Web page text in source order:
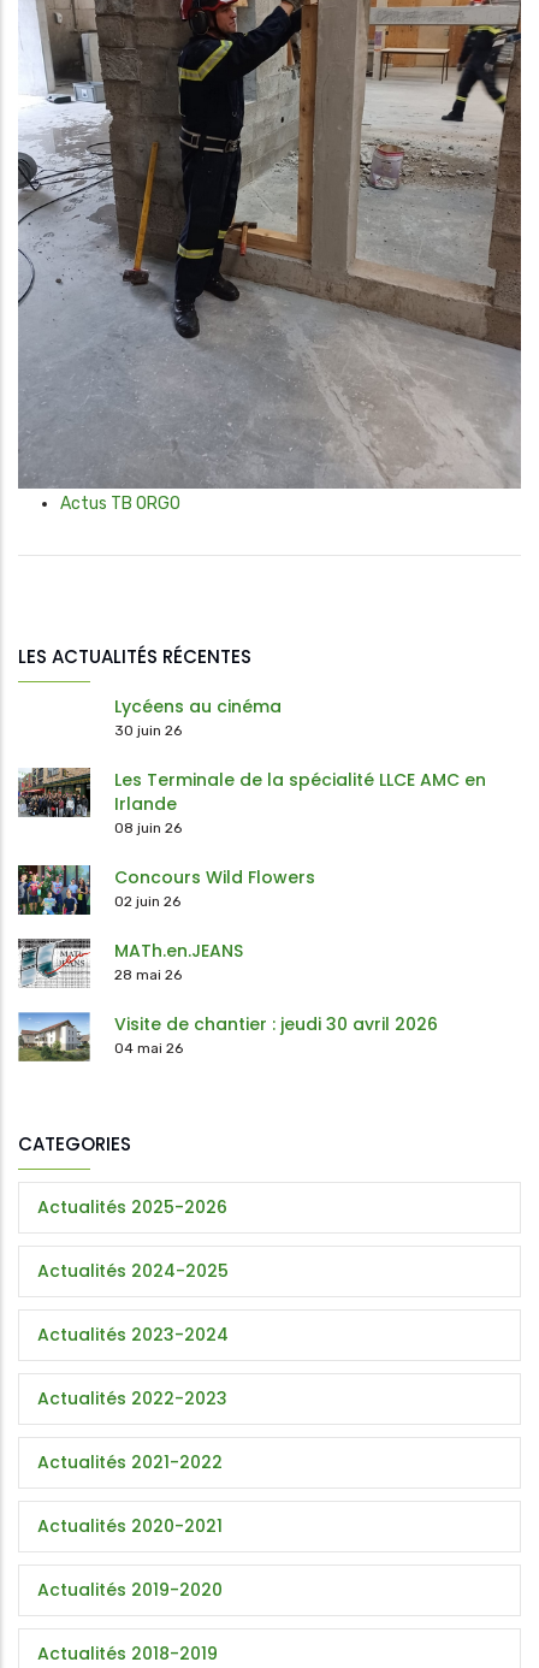
Actus TB ORGO
LES ACTUALITÉS RÉCENTES
Lycéens au cinéma
30 juin 26
Les Terminale de la spécialité LLCE AMC en
Irlande
08 juin 26
Concours Wild Flowers
02 juin 26
MATh.en.JEANS
28 mai 26
Visite de chantier : jeudi 30 avril 2026
04 mai 26
CATEGORIES
Actualités 2025-2026
Actualités 2024-2025
Actualités 2023-2024
Actualités 2022-2023
Actualités 2021-2022
Actualités 2020-2021
Actualités 2019-2020
Actualités 2018-2019